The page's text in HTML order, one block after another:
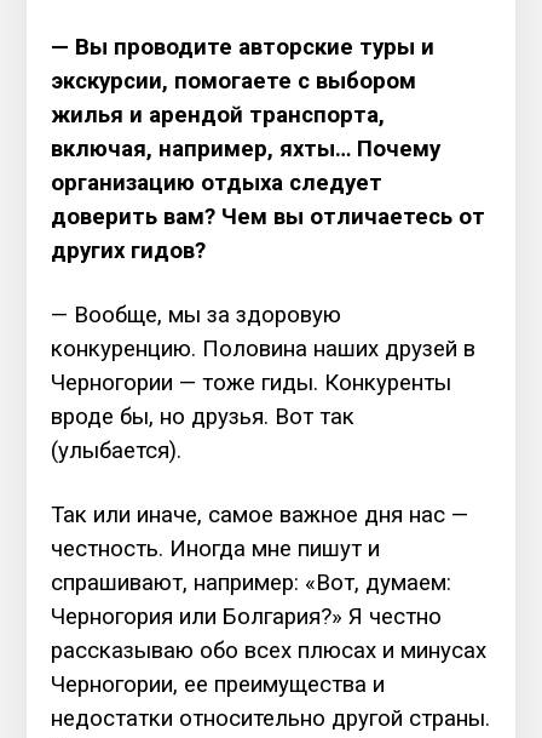
— Вы проводите авторские туры и
экскурсии, помогаете с выбором
жилья и арендой транспорта,
включая, например, яхты… Почему
организацию отдыха следует
доверить вам? Чем вы отличаетесь от
других гидов?
— Вообще, мы за здоровую
конкуренцию. Половина наших друзей в
Черногории — тоже гиды. Конкуренты
вроде бы, но друзья. Вот так
(улыбается).
Так или иначе, самое важное дня нас —
честность. Иногда мне пишут и
спрашивают, например: «Вот, думаем:
Черногория или Болгария?» Я честно
рассказываю обо всех плюсах и минусах
Черногории, ее преимущества и
недостатки относительно другой страны.